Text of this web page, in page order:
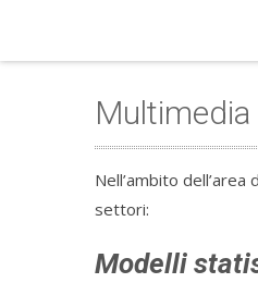
Multimedia
Nell’ambito dell’area
settori:
Modelli